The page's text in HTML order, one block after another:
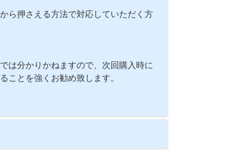
ら押さえる方法で対応していただく方
は分かりかねますので、次回購入時に
ことを強くお勧め致します。